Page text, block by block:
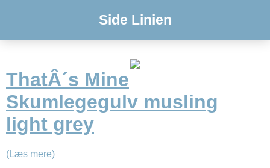
Side Linien
ThatÂ´s Mine
Skumlegegulv musling
light grey
(Læs mere)